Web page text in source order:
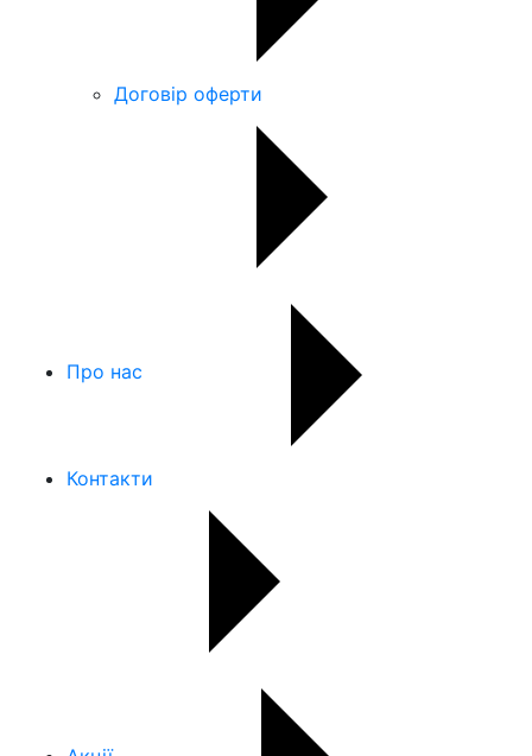
Договір оферти
Про нас
Контакти